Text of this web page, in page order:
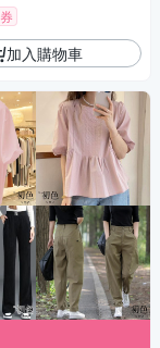
券
加入購物車